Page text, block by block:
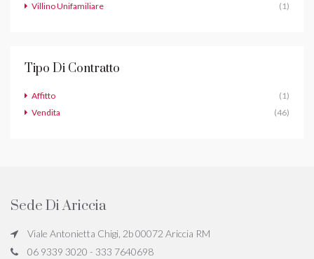
Villino Unifamiliare
(1)
Tipo Di Contratto
Affitto
(1)
Vendita
(46)
Sede Di Ariccia
Viale Antonietta Chigi, 2b 00072 Ariccia RM
06 9339 3020 - 333 7640698